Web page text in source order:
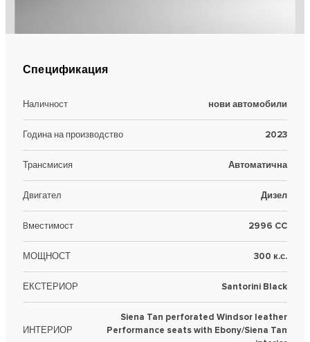
Спецификация
Наличност нови автомобили
Година на производство 2023
Трансмисия Автоматична
Двигател Дизел
Bместимост 2996 CC
МОЩНОСТ 300 к.с.
ЕКСТЕРИОР Santorini Black
ИНТЕРИОР
Siena Tan perforated Windsor leather
Performance seats with Ebony/Siena Tan